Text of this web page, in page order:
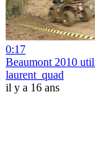
0:17
Beaumont 2010
laurent_quad
il y a 16 ans